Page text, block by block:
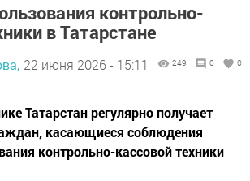
контрольно-
в Татарстане
22 июня 2026 - 15:11 249 0 0
Татарстан регулярно получает
касающиеся соблюдения
контрольно-кассовой техники